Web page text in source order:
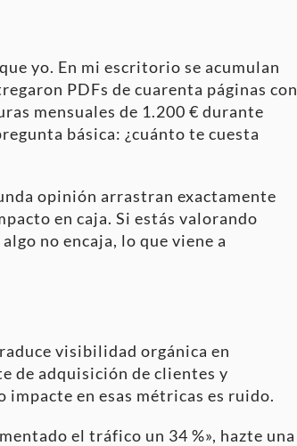
yo. En mi escritorio se acumulan
PDFs de cuarenta páginas con
mensuales de 1.200 € durante
básica: ¿cuánto te cuesta
opinión arrastran exactamente
en caja. Si estás valorando
no encaja, lo que viene a
visibilidad orgánica en
de adquisición de clientes y
en esas métricas es ruido.
el tráfico un 34 %», hazte una